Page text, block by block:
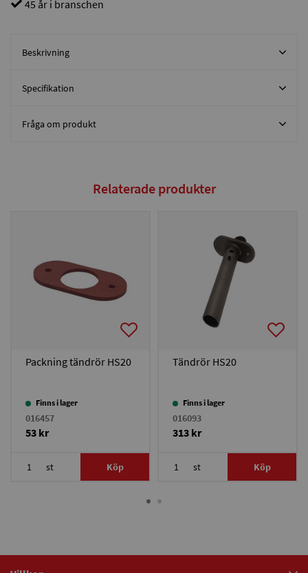
45 år i branschen
Beskrivning
Specifikation
Fråga om produkt
Relaterade produkter
Packning tändrör HS20
Finns i lager
016457
53 kr
st Köp
Tändrör HS20
Finns i lager
016093
313 kr
st Köp